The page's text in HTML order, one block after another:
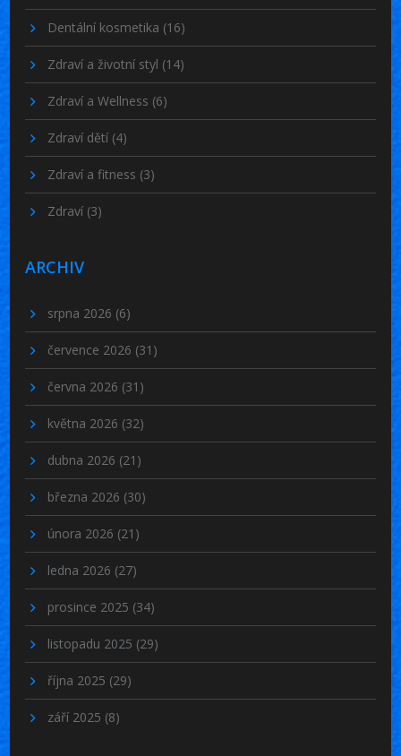
Dentální kosmetika (16)
Zdraví a životní styl (14)
Zdraví a Wellness (6)
Zdraví dětí (4)
Zdraví a fitness (3)
Zdraví (3)
ARCHIV
srpna 2026 (6)
července 2026 (31)
června 2026 (31)
května 2026 (32)
dubna 2026 (21)
března 2026 (30)
února 2026 (21)
ledna 2026 (27)
prosince 2025 (34)
listopadu 2025 (29)
října 2025 (29)
září 2025 (8)